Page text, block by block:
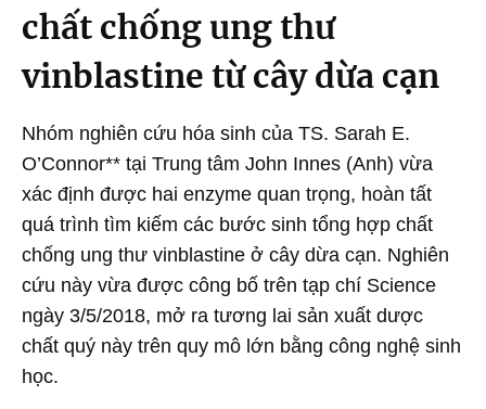
chất chống ung thư
vinblastine từ cây dừa cạn
Nhóm nghiên cứu hóa sinh của TS. Sarah E.
O’Connor** tại Trung tâm John Innes (Anh) vừa
xác định được hai enzyme quan trọng, hoàn tất
quá trình tìm kiếm các bước sinh tổng hợp chất
chống ung thư vinblastine ở cây dừa cạn. Nghiên
cứu này vừa được công bố trên tạp chí Science
ngày 3/5/2018, mở ra tương lai sản xuất dược
chất quý này trên quy mô lớn bằng công nghệ sinh
học.